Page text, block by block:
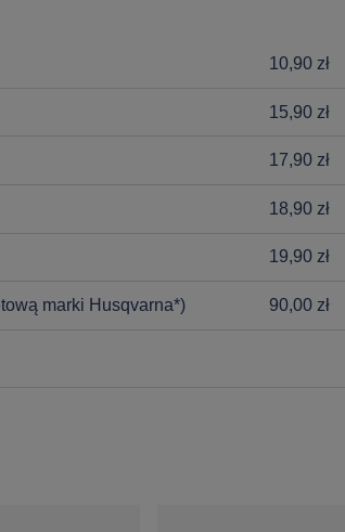
10,90 zł
15,90 zł
17,90 zł
18,90 zł
19,90 zł
marki Husqvarna*) 90,00 zł